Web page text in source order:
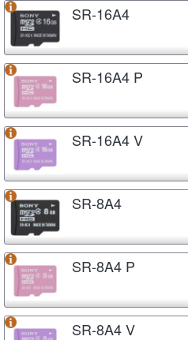
SR-16A4
SR-16A4 P
SR-16A4 V
SR-8A4
SR-8A4 P
SR-8A4 V